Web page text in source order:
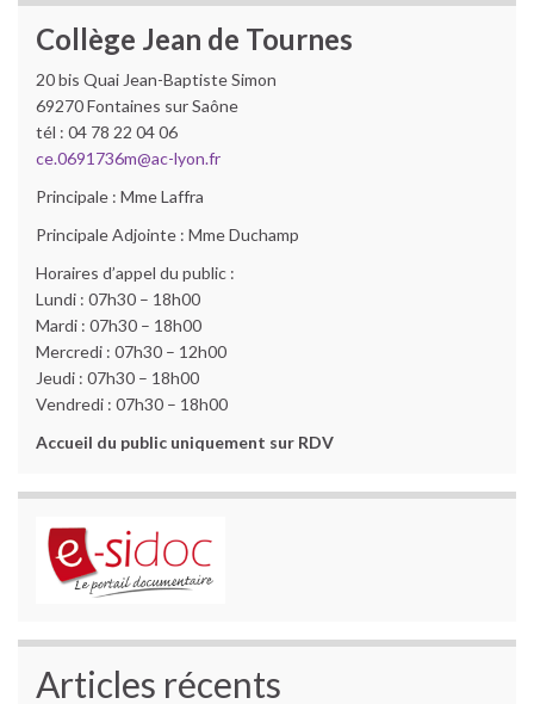
Collège Jean de Tournes
20 bis Quai Jean-Baptiste Simon
69270 Fontaines sur Saône
tél : 04 78 22 04 06
ce.0691736m@ac-lyon.fr
Principale : Mme Laffra
Principale Adjointe : Mme Duchamp
Horaires d’appel du public :
Lundi : 07h30 – 18h00
Mardi : 07h30 – 18h00
Mercredi : 07h30 – 12h00
Jeudi : 07h30 – 18h00
Vendredi : 07h30 – 18h00
Accueil du public uniquement sur RDV
Articles récents